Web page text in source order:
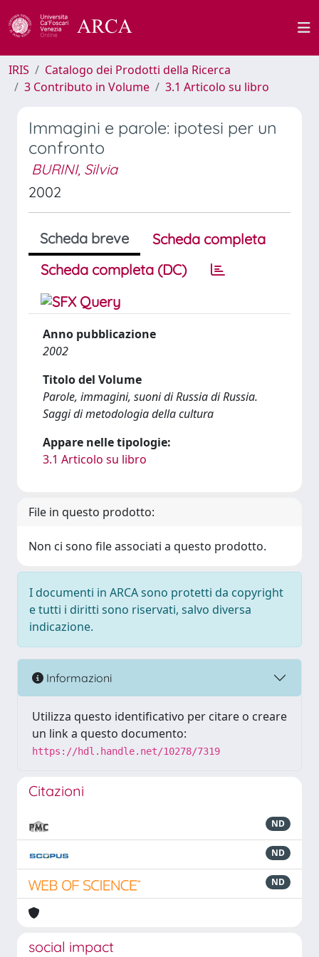
IRIS
Catalogo dei Prodotti della Ricerca
3 Contributo in Volume
3.1 Articolo su libro
Immagini e parole: ipotesi per un
confronto
BURINI, Silvia
2002
Scheda breve
Scheda completa
Scheda completa (DC)
Anno pubblicazione
2002
Titolo del Volume
Parole, immagini, suoni di Russia di Russia.
Saggi di metodologia della cultura
Appare nelle tipologie:
3.1 Articolo su libro
File in questo prodotto:
Non ci sono file associati a questo prodotto.
I documenti in ARCA sono protetti da copyright
e tutti i diritti sono riservati, salvo diversa
indicazione.
Informazioni
Utilizza questo identificativo per citare o creare
un link a questo documento:
https://hdl.handle.net/10278/7319
Citazioni
ND
ND
ND
social impact